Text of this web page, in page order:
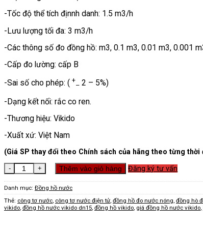
-Tốc độ thể tích địnnh danh: 1.5 m3/h
-Lưu lượng tối đa: 3 m3/h
-Các thông số đo đồng hồ: m3, 0.1 m3, 0.01 m3, 0.001
-Cấp đo lường: cấp B
-Sai số cho phép: ( +
– 2 – 5%)
-Dạng kết nối: rắc co ren.
-Thương hiệu: Vikido
-Xuất xứ: Việt Nam
(Giá SP thay đổi theo Chính sách của hãng theo từng
Đồng Hồ Vikido số lượngThêm vào giỏ hàng Đăng ký tư vấn
Danh mục: Đồng hồ nước
Thẻ: công tơ nước, công tơ nước điện tử, đồng hồ đo nước nóng, đồng hò
vikido, đồng hồ nước vikido dn15, đồng hồ vikido, giá đồng hồ nước vikido,